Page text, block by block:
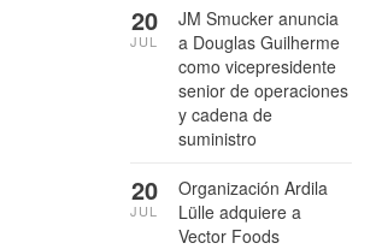
JM Smucker anuncia
a Douglas Guilherme
como vicepresidente
senior de operaciones
y cadena de
suministro
20
JUL
Organización Ardila
Lülle adquiere a
Vector Foods
20
JUL